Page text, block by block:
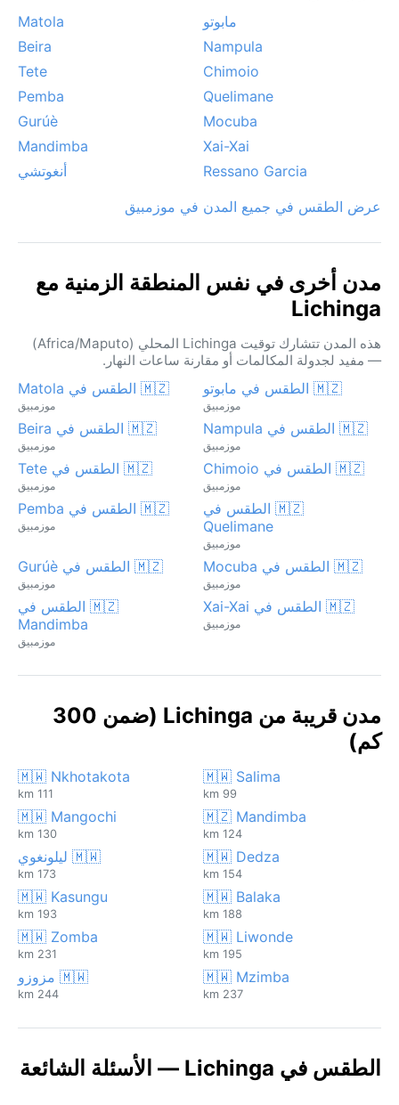
مابوتو
Matola
Nampula
Beira
Chimoio
Tete
Quelimane
Pemba
Mocuba
Gurúè
Xai-Xai
Mandimba
Ressano Garcia
أنغوتشي
عرض الطقس في جميع المدن في موزمبيق
مدن أخرى في نفس المنطقة الزمنية مع
Lichinga
هذه المدن تتشارك توقيت Lichinga المحلي (Africa/Maputo)
— مفيد لجدولة المكالمات أو مقارنة ساعات النهار.
🇲🇿 الطقس في مابوتو
موزمبيق
🇲🇿 الطقس في Matola
موزمبيق
🇲🇿 الطقس في Nampula
موزمبيق
🇲🇿 الطقس في Beira
موزمبيق
🇲🇿 الطقس في Chimoio
موزمبيق
🇲🇿 الطقس في Tete
موزمبيق
🇲🇿 الطقس في
Quelimane
موزمبيق
🇲🇿 الطقس في Pemba
موزمبيق
🇲🇿 الطقس في Mocuba
موزمبيق
🇲🇿 الطقس في Gurúè
موزمبيق
🇲🇿 الطقس في Xai-Xai
موزمبيق
🇲🇿 الطقس في
Mandimba
موزمبيق
مدن قريبة من Lichinga (ضمن 300
كم)
🇲🇼 Salima
99 km
🇲🇼 Nkhotakota
111 km
🇲🇿 Mandimba
124 km
🇲🇼 Mangochi
130 km
🇲🇼 Dedza
154 km
🇲🇼 ليلونغوي
173 km
🇲🇼 Balaka
188 km
🇲🇼 Kasungu
193 km
🇲🇼 Liwonde
195 km
🇲🇼 Zomba
231 km
🇲🇼 Mzimba
237 km
🇲🇼 مزوزو
244 km
الطقس في Lichinga — الأسئلة الشائعة